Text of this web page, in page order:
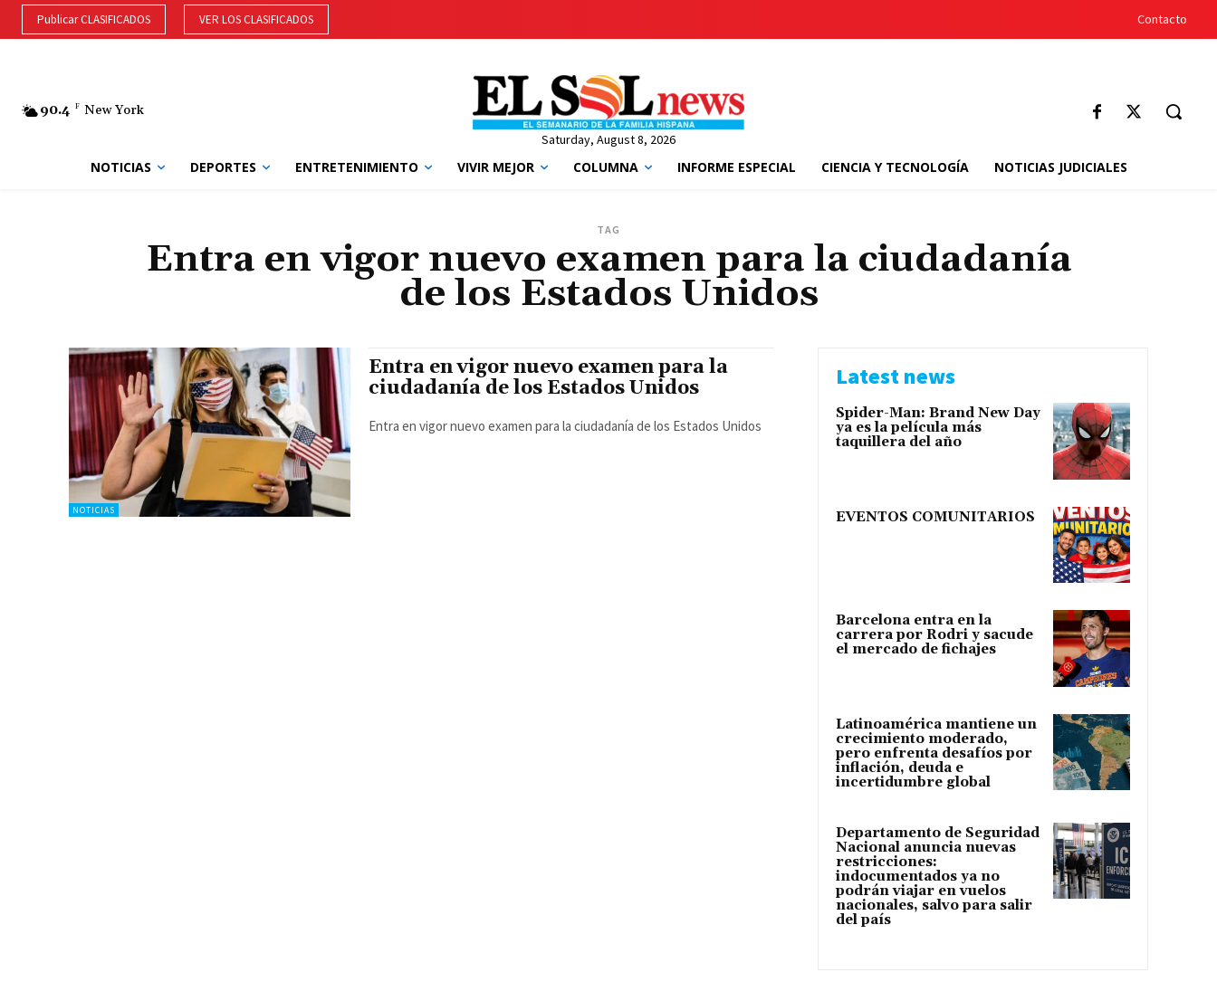
Publicar CLASIFICADOS VER LOS CLASIFICADOS Contacto
90.4 F New York
Saturday, August 8, 2026
NOTICIAS DEPORTES ENTRETENIMIENTO VIVIR MEJOR COLUMNA INFORME ESPECIAL CIENCIA Y TECNOLOGÍA NOTICIAS JUDICIALES
TAG
Entra en vigor nuevo examen para la ciudadanía
de los Estados Unidos
NOTICIAS
Entra en vigor nuevo examen para la
ciudadanía de los Estados Unidos
Entra en vigor nuevo examen para la ciudadanía de los Estados Unidos
Latest news
Spider-Man: Brand New Day
ya es la película más
taquillera del año
EVENTOS COMUNITARIOS
Barcelona entra en la
carrera por Rodri y sacude
el mercado de fichajes
Latinoamérica mantiene un
crecimiento moderado,
pero enfrenta desafíos por
inflación, deuda e
incertidumbre global
Departamento de Seguridad
Nacional anuncia nuevas
restricciones:
indocumentados ya no
podrán viajar en vuelos
nacionales, salvo para salir
del país